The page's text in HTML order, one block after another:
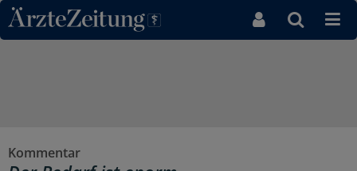
Direkt zum Inhaltsbereich
Kommentar